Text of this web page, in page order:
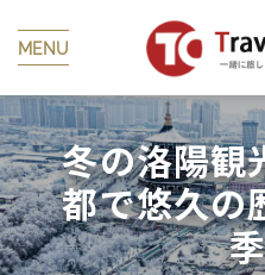
MENU
冬の洛陽観
都で悠久の